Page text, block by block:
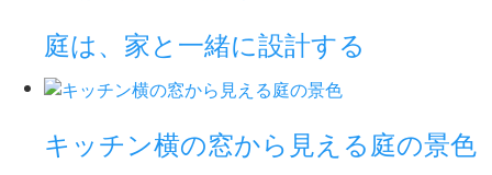
庭は、家と一緒に設計する
キッチン横の窓から見える庭の景色